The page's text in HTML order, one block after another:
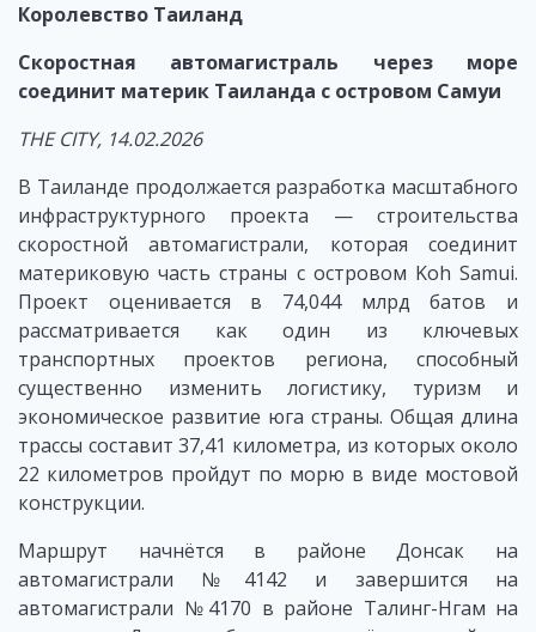
Королевство Таиланд
Скоростная автомагистраль через море
соединит материк Таиланда с островом Самуи
THE CITY, 14.02.2026
В Таиланде продолжается разработка масштабного
инфраструктурного проекта — строительства
скоростной автомагистрали, которая соединит
материковую часть страны с островом Koh Samui.
Проект оценивается в 74,044 млрд батов и
рассматривается как один из ключевых
транспортных проектов региона, способный
существенно изменить логистику, туризм и
экономическое развитие юга страны. Общая длина
трассы составит 37,41 километра, из которых около
22 километров пройдут по морю в виде мостовой
конструкции.
Маршрут начнётся в районе Донсак на
автомагистрали №4142 и завершится на
автомагистрали №4170 в районе Талинг-Нгам на